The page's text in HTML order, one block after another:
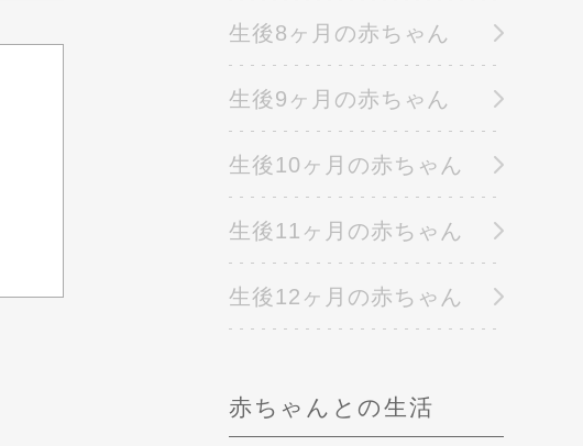
生後8ヶ月の赤ちゃん
生後9ヶ月の赤ちゃん
生後10ヶ月の赤ちゃん
生後11ヶ月の赤ちゃん
生後12ヶ月の赤ちゃん
赤ちゃんとの生活